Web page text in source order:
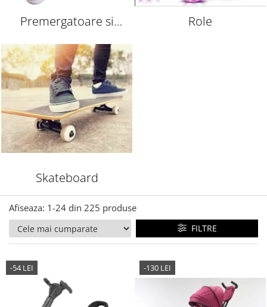
Premergatoare si
Role
Skateboard
Afiseaza: 1-24 din 225 produse
FILTRE
-54 LEI -130 LEI